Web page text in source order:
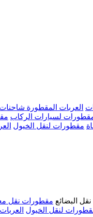
العربات المقطورة
لسيارات الركاب
مقطورات لنقل الخيول
البضائع مقطورات نقل
لنقل الخيول